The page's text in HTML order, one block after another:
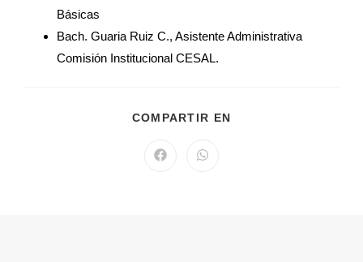
Básicas
Bach. Guaria Ruiz C., Asistente Administrativa
Comisión Institucional CESAL.
COMPARTIR EN